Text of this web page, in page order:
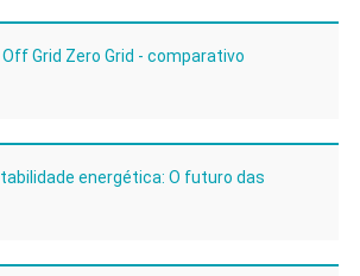
Off Grid Zero Grid - comparativo
energética: O futuro das